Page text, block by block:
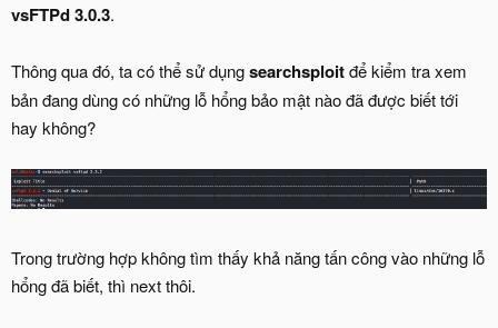
vsFTPd 3.0.3.
Thông qua đó, ta có thể sử dụngsearchsploitđể kiểm tra xem
bản đang dùng có những lỗ hổng bảo mật nào đã được biết tới
hay không?
Trong trường hợp không tìm thấy khả năng tấn công vào những lỗ
hổng đã biết, thì next thôi.